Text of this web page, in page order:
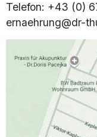
Telefon: +43 (0)
ernaehrung@dr-